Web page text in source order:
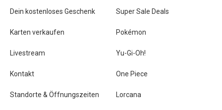
Dein kostenloses Geschenk
Karten verkaufen
Livestream
Kontakt
Standorte & Öffnungszeiten
Super Sale Deals
Pokémon
Yu-Gi-Oh!
One Piece
Lorcana